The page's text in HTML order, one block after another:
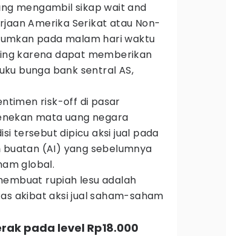
mengambil sikap wait and
Amerika Serikat atau Non-
pada malam hari waktu
karena dapat memberikan
bunga bank sentral AS,
risk-off di pasar
mata uang negara
tersebut dipicu aksi jual pada
(AI) yang sebelumnya
global.
rupiah lesu adalah
akibat aksi jual saham-saham
pada level Rp18.000